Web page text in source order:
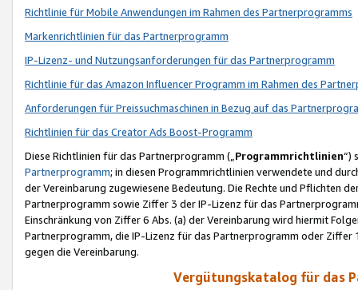
Richtlinie für Mobile Anwendungen im Rahmen des Partnerprogramms
Markenrichtlinien für das Partnerprogramm
IP-Lizenz- und Nutzungsanforderungen für das Partnerprogramm
Richtlinie für das Amazon Influencer Programm im Rahmen des
Anforderungen für Preissuchmaschinen in Bezug auf das
Richtlinien für das Creator Ads Boost-Programm
Diese Richtlinien für das Partnerprogramm („Programmrichtlinien“)
Partnerprogramm; in diesen Programmrichtlinien verwendete und
der Vereinbarung zugewiesene Bedeutung. Die Rechte und Pflichten
Partnerprogramm sowie Ziffer 3 der IP-Lizenz für das
Einschränkung von Ziffer 6 Abs. (a) der Vereinbarung wird hiermit
Partnerprogramm, die IP-Lizenz für das Partnerprogramm oder
gegen die Vereinbarung.
Vergütungskatalog für das